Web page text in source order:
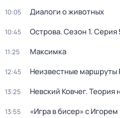
10:05 Диалоги о животных
10:45 Острова. Сезон 1. Серия
11:25 Максимка
12:45 Неизвестные маршруты
13:25 Невский Ковчег.
13:55 «Игра в бисер» с